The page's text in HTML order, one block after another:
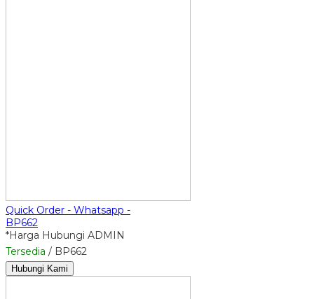
Quick Order - Whatsapp -
BP662
*Harga Hubungi ADMIN
Tersedia / BP662
Hubungi Kami